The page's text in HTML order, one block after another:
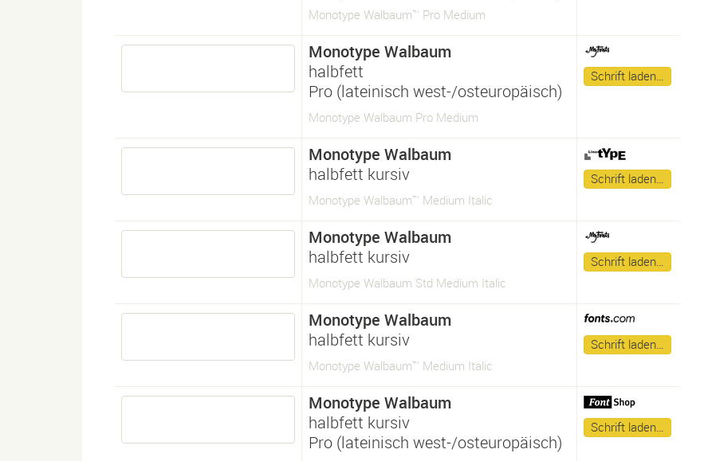
Monotype Walbaum™ Pro Medium
Monotype Walbaum
halbfett
Pro (lateinisch west-/osteuropäisch)
Monotype Walbaum Pro Medium
Schrift laden…
Monotype Walbaum
halbfett kursiv
Monotype Walbaum™ Medium Italic
Schrift laden…
Monotype Walbaum
halbfett kursiv
Monotype Walbaum Std Medium Italic
Schrift laden…
Monotype Walbaum
halbfett kursiv
Monotype Walbaum™ Medium Italic
Schrift laden…
Monotype Walbaum
halbfett kursiv
Pro (lateinisch west-/osteuropäisch)
Schrift laden…